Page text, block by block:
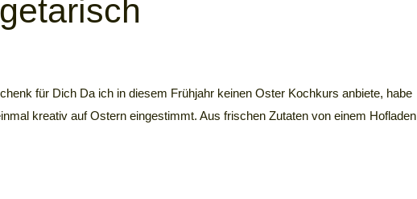
für Dich Da ich in diesem Frühjahr keinen Oster Kochkurs anbiete, habe
kreativ auf Ostern eingestimmt. Aus frischen Zutaten von einem Hofladen